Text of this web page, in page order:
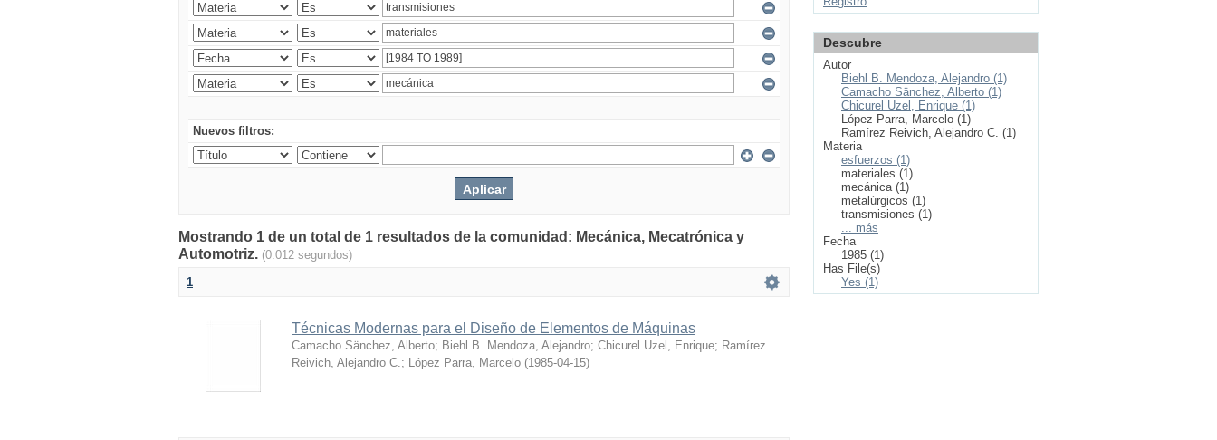
Nuevos filtros:
Mostrando 1 de un total de 1 resultados de la comunidad: Mecánica, Mecatrónica y
Automotriz. (0.012 segundos)
1
Técnicas Modernas para el Diseño de Elementos de Máquinas
Camacho Sänchez, Alberto; Biehl B. Mendoza, Alejandro; Chicurel Uzel, Enrique; Ramírez
Reivich, Alejandro C.; López Parra, Marcelo (1985-04-15)
Descubre
Autor
Biehl B. Mendoza, Alejandro (1)
Camacho Sänchez, Alberto (1)
Chicurel Uzel, Enrique (1)
López Parra, Marcelo (1)
Ramírez Reivich, Alejandro C. (1)
Materia
esfuerzos (1)
materiales (1)
mecánica (1)
metalúrgicos (1)
transmisiones (1)
... más
Fecha
1985 (1)
Has File(s)
Yes (1)